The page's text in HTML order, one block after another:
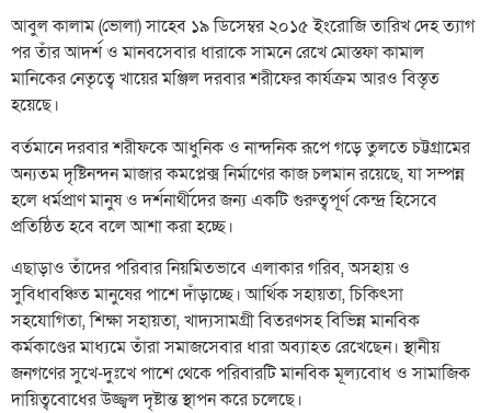
আবুল কালাম (ভোলা) সাহেব ১৯ ডিসেম্বর ২০১৫ ইংরোজি তারিখ দেহ ত্যাগ
পর তাঁর আদর্শ ও মানবসেবার ধারাকে সামনে রেখে মোস্তফা কামাল
মানিকের নেতৃত্বে খায়ের মঞ্জিল দরবার শরীফের কার্যক্রম আরও বিস্তৃত
হয়েছে।
বর্তমানে দরবার শরীফকে আধুনিক ও নান্দনিক রূপে গড়ে তুলতে চট্টগ্রামের
অন্যতম দৃষ্টিনন্দন মাজার কমপ্লেক্স নির্মাণের কাজ চলমান রয়েছে, যা সম্পন্ন
হলে ধর্মপ্রাণ মানুষ ও দর্শনার্থীদের জন্য একটি গুরুত্বপূর্ণ কেন্দ্র হিসেবে
প্রতিষ্ঠিত হবে বলে আশা করা হচ্ছে।
এছাড়াও তাঁদের পরিবার নিয়মিতভাবে এলাকার গরিব, অসহায় ও
সুবিধাবঞ্চিত মানুষের পাশে দাঁড়াচ্ছে। আর্থিক সহায়তা, চিকিৎসা
সহযোগিতা, শিক্ষা সহায়তা, খাদ্যসামগ্রী বিতরণসহ বিভিন্ন মানবিক
কর্মকাণ্ডের মাধ্যমে তাঁরা সমাজসেবার ধারা অব্যাহত রেখেছেন। স্থানীয়
জনগণের সুখে-দুঃখে পাশে থেকে পরিবারটি মানবিক মূল্যবোধ ও সামাজিক
দায়িত্ববোধের উজ্জ্বল দৃষ্টান্ত স্থাপন করে চলেছে।